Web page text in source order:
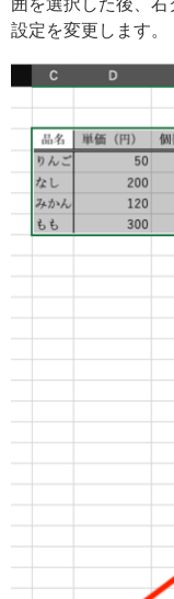
囲を選択した後、
設定を変更します。